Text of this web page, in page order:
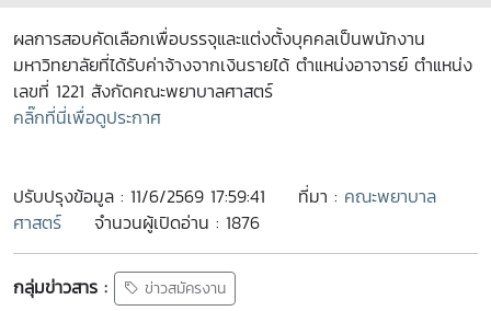
ผลการสอบคัดเลือกเพื่อบรรจุและแต่งตั้งบุคคลเป็นพนักงาน
มหาวิทยาลัยที่ได้รับค่าจ้างจากเงินรายได้ ตำแหน่งอาจารย์ ตำแหน่ง
เลขที่ 1221 สังกัดคณะพยาบาลศาสตร์
คลิ๊กที่นี่เพื่อดูประกาศ
ปรับปรุงข้อมูล : 11/6/2569 17:59:41 ที่มา : คณะพยาบาล
ศาสตร์
จำนวนผู้เปิดอ่าน : 1876
กลุ่มข่าวสาร : ข่าวสมัครงาน